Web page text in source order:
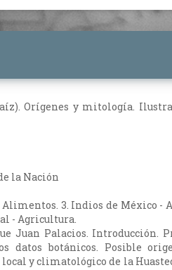
Orígenes y mitología.
la Nación
Alimentos. 3. Indios de México -
- Agricultura.
Juan Palacios. Introducción.
datos botánicos. Posible
local y climatológico de la